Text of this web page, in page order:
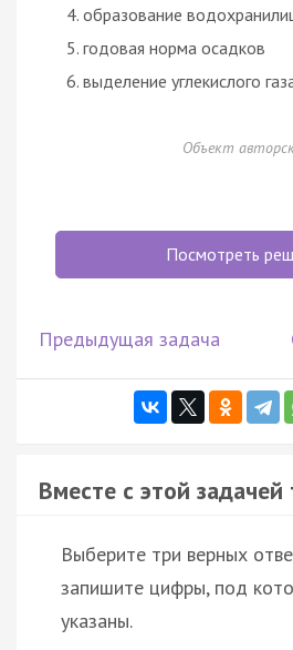
образование
годовая норма осадков
выделение углекислого
Объект
Посмотреть
Предыдущая задача
Вместе с этой
Выберите три верных
запишите цифры, под
указаны.